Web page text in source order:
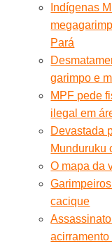
Indígenas
Pará
garimpo e
MPF pede
ilegal em
Devastada
Munduruku
O mapa da
cacique